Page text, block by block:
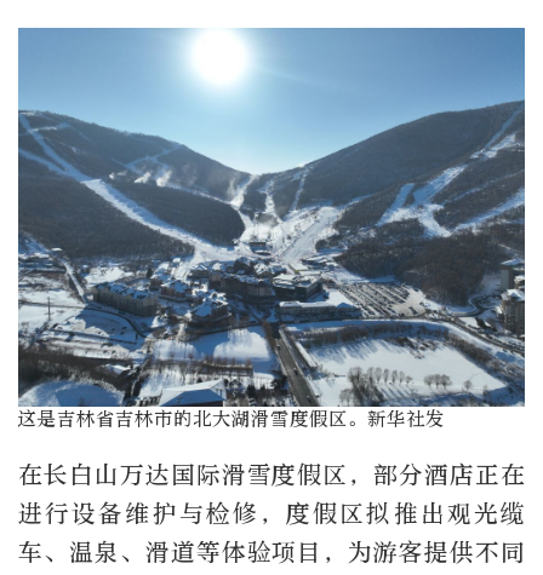
这是吉林省吉林市的北大湖滑雪度假区。新华社发
在长白山万达国际滑雪度假区，部分酒店正在
进行设备维护与检修，度假区拟推出观光缆
车、温泉、滑道等体验项目，为游客提供不同